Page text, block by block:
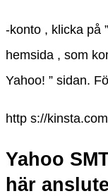
-konto , klicka på
hemsida , som
Yahoo! ” sidan.
http s://
Yahoo
här